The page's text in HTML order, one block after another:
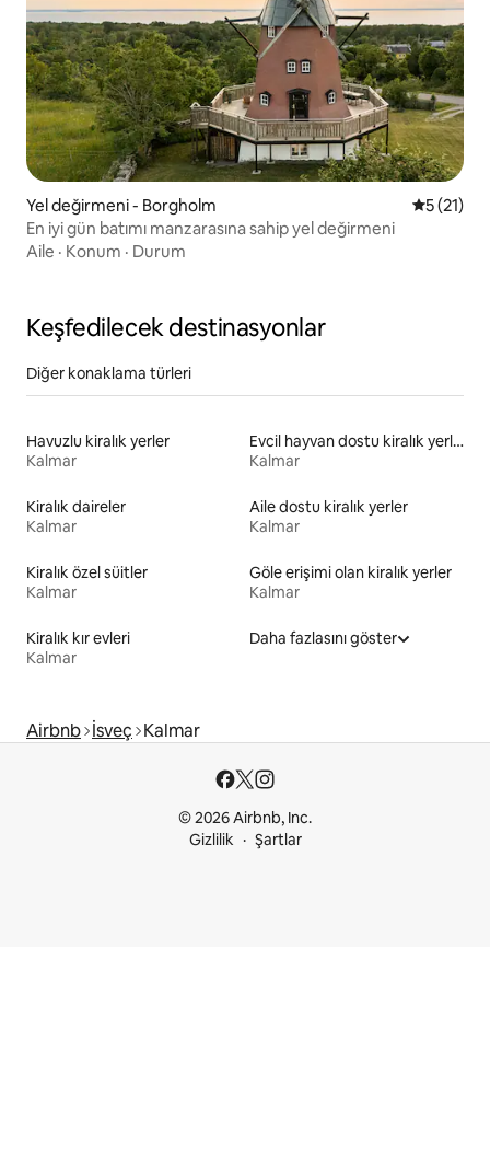
Yel değirmeni - Borgholm 55 (21)
En iyi gün batımı manzarasına sahip yel değirmeni
Aile · Konum · Durum
Keşfedilecek destinasyonlar
Diğer konaklama türleri
Havuzlu kiralık yerler
Kalmar
Evcil hayvan dostu kiralık yerler
Kalmar
Kiralık daireler
Kalmar
Aile dostu kiralık yerler
Kalmar
Kiralık özel süitler
Kalmar
Göle erişimi olan kiralık yerler
Kalmar
Kiralık kır evleri
Kalmar
Daha fazlasını göster
Airbnb İsveç Kalmar
© 2026 Airbnb, Inc.
Gizlilik
Şartlar